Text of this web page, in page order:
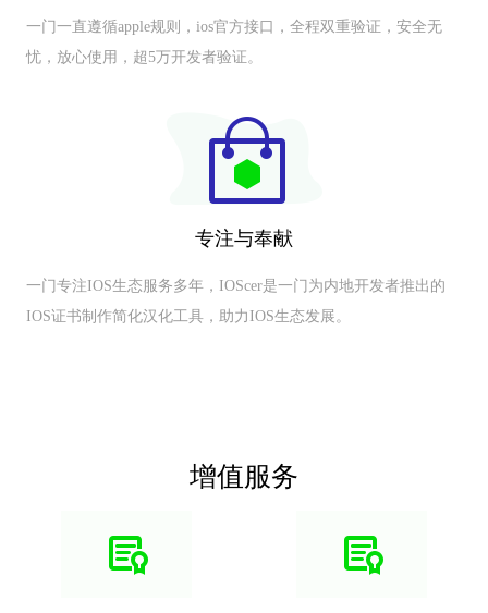
一门一直遵循apple规则，ios官方接口，全程双重验证，安全无
忧，放心使用，超5万开发者验证。
专注与奉献
一门专注IOS生态服务多年，IOScer是一门为内地开发者推出的
IOS证书制作简化汉化工具，助力IOS生态发展。
增值服务